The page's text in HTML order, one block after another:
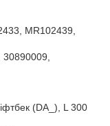
MR102439,
30890009,
(DA_), L 300